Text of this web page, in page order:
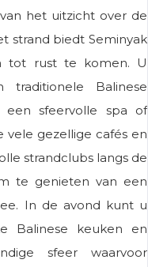
het uitzicht over de
strand biedt Seminyak
tot rust te komen. U
Balinese
een sfeervolle spa of
vele gezellige cafés en
strandclubs langs de
te genieten van een
In de avond kunt u
Balinese keuken en
sfeer waarvoor